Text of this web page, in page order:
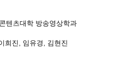
텐츠대학 방송영상학과
희진, 임유경, 김현진